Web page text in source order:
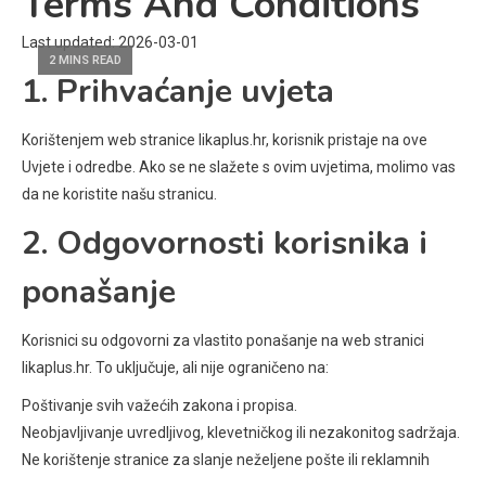
2 MINS READ
Last updated: 2026-03-01
1. Prihvaćanje uvjeta
Korištenjem web stranice likaplus.hr, korisnik pristaje na ove
Uvjete i odredbe. Ako se ne slažete s ovim uvjetima, molimo vas
da ne koristite našu stranicu.
2. Odgovornosti korisnika i
ponašanje
Korisnici su odgovorni za vlastito ponašanje na web stranici
likaplus.hr. To uključuje, ali nije ograničeno na:
Poštivanje svih važećih zakona i propisa.
Neobjavljivanje uvredljivog, klevetničkog ili nezakonitog sadržaja.
Ne korištenje stranice za slanje neželjene pošte ili reklamnih